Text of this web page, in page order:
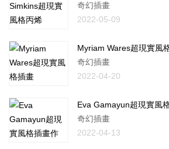
奇幻插畫
2022-05-09
Myriam Wares超現實風
奇幻插畫
2022-04-20
Eva Gamayun超現實風
奇幻插畫
2022-04-13